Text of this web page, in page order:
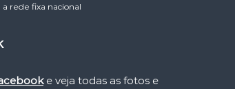
rede fixa nacional
e veja todas as fotos e